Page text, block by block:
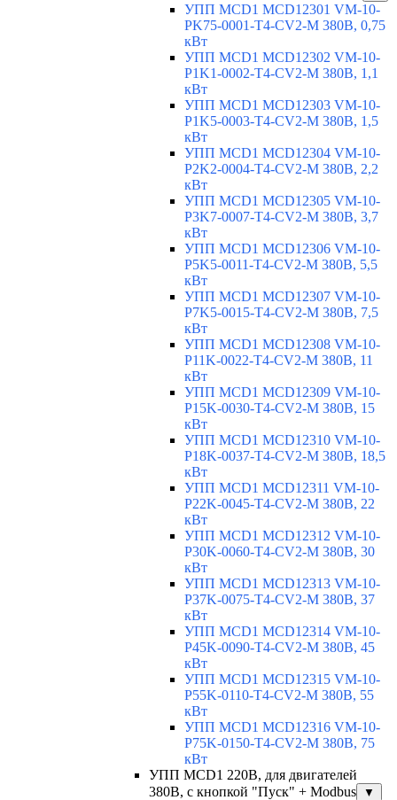
УПП MCD1 MCD12301 VM-10-
PK75-0001-T4-CV2-M 380В, 0,75
кВт
УПП MCD1 MCD12302 VM-10-
P1K1-0002-T4-CV2-M 380В, 1,1
кВт
УПП MCD1 MCD12303 VM-10-
P1K5-0003-T4-CV2-M 380В, 1,5
кВт
УПП MCD1 MCD12304 VM-10-
P2K2-0004-T4-CV2-M 380В, 2,2
кВт
УПП MCD1 MCD12305 VM-10-
P3K7-0007-T4-CV2-M 380В, 3,7
кВт
УПП MCD1 MCD12306 VM-10-
P5K5-0011-T4-CV2-M 380В, 5,5
кВт
УПП MCD1 MCD12307 VM-10-
P7K5-0015-T4-CV2-M 380В, 7,5
кВт
УПП MCD1 MCD12308 VM-10-
P11K-0022-T4-CV2-M 380В, 11
кВт
УПП MCD1 MCD12309 VM-10-
P15K-0030-T4-CV2-M 380В, 15
кВт
УПП MCD1 MCD12310 VM-10-
P18K-0037-T4-CV2-M 380В, 18,5
кВт
УПП MCD1 MCD12311 VM-10-
P22K-0045-T4-CV2-M 380В, 22
кВт
УПП MCD1 MCD12312 VM-10-
P30K-0060-T4-CV2-M 380В, 30
кВт
УПП MCD1 MCD12313 VM-10-
P37K-0075-T4-CV2-M 380В, 37
кВт
УПП MCD1 MCD12314 VM-10-
P45K-0090-T4-CV2-M 380В, 45
кВт
УПП MCD1 MCD12315 VM-10-
P55K-0110-T4-CV2-M 380В, 55
кВт
УПП MCD1 MCD12316 VM-10-
P75K-0150-T4-CV2-M 380В, 75
кВт
УПП MCD1 220В, для двигателей
380В, с кнопкой "Пуск" + Modbus
▼